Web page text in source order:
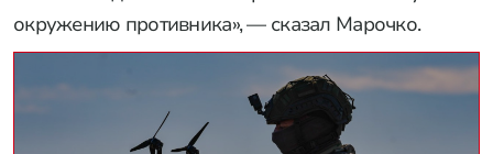
окружению противника», — сказал Марочко.